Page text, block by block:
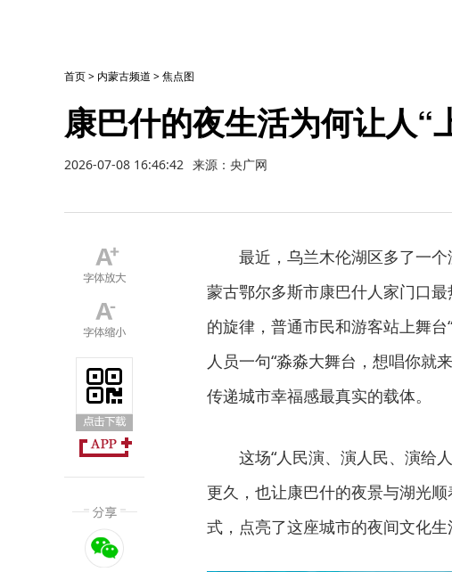
首页> 内蒙古频道 >焦点图
康巴什的夜生活为何让人“
2026-07-08 16:46:42 来源：央广网
最近，乌兰木伦湖区多了一
蒙古鄂尔多斯市康巴什人家门口
的旋律，普通市民和游客站上舞
人员一句“淼淼大舞台，想唱你就
传递城市幸福感最真实的载体。
这场“人民演、演人民、演给
更久，也让康巴什的夜景与湖光
式，点亮了这座城市的夜间文化生